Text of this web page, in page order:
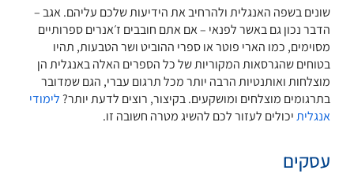
שונים בשפה האנגלית ולהרחיב את הידיעות שלכם עליהם. אגב –
הדבר נכון גם באשר לפנאי – אם אתם חובבים ז׳אנרים ספרותיים
מסוימים, כמו הארי פוטר או ספרי ההוביט ושר הטבעות, תהיו
בטוחים שהגרסאות המקוריות של כל הספרים האלה באנגלית הן
מוצלחות ואותנטיות הרבה יותר מכל תרגום עברי, הגם שמדובר
בתרגומים מוצלחים ומושקעים. בקיצור, רוצים לדעת יותר?לימודי
אנגליתיכולים לעזור לכם להשיג מטרה חשובה זו.
עסקים